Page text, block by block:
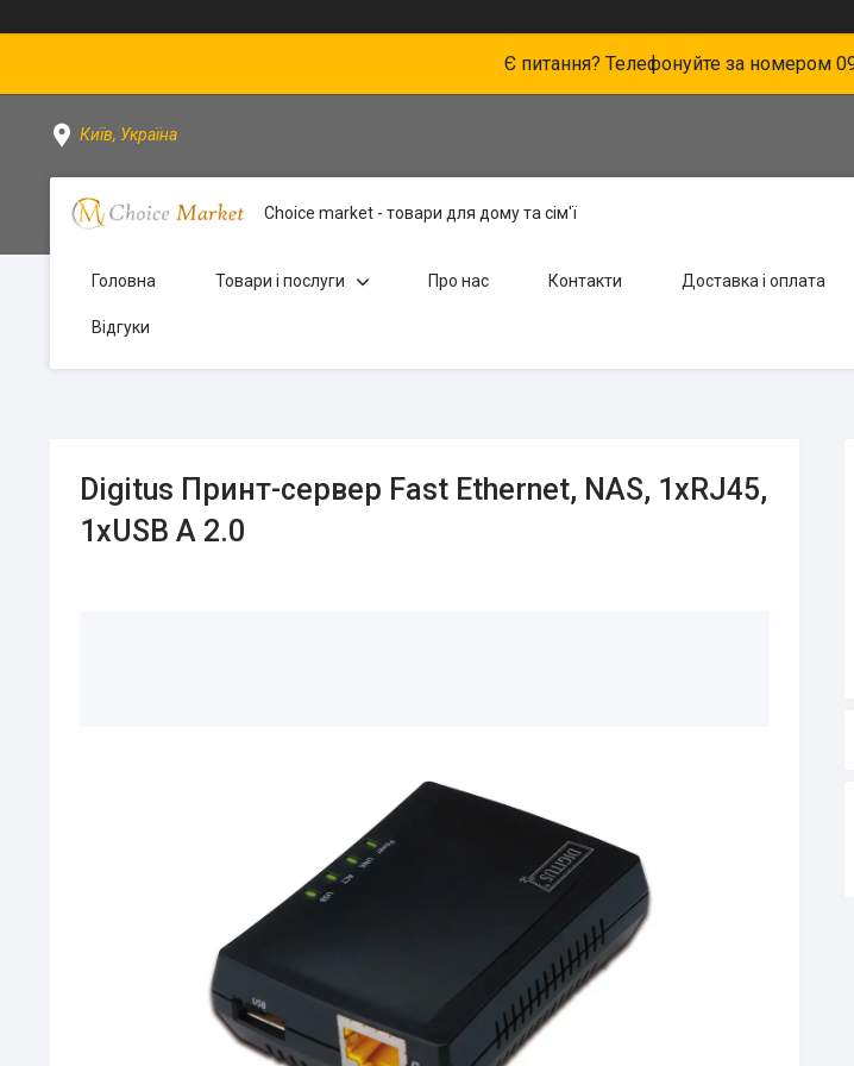
Є питання? Телефонуйте за номером
Київ, Україна
Choice market - товари для дому та сім'ї
Головна Товари і послуги Про нас Контакти Доставка і оплата
Відгуки
Digitus Принт-сервер Fast Ethernet, NAS, 1xRJ45,
1xUSB A 2.0